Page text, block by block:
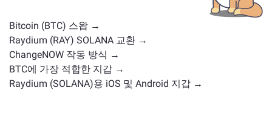
Bitcoin (BTC) 스왑 →
Raydium (RAY) SOLANA 교환 →
ChangeNOW 작동 방식 →
BTC에 가장 적합한 지갑 →
Raydium (SOLANA)용 iOS 및 Android 지갑 →